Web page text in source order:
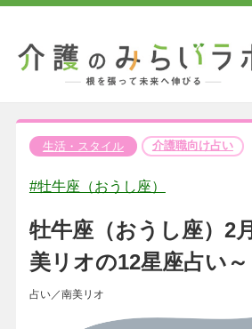
生活・スタイル 介護職向け占い
#牡牛座（おうし座）
牡牛座（おうし座）2
美リオの12星座占い～
占い／南美リオ